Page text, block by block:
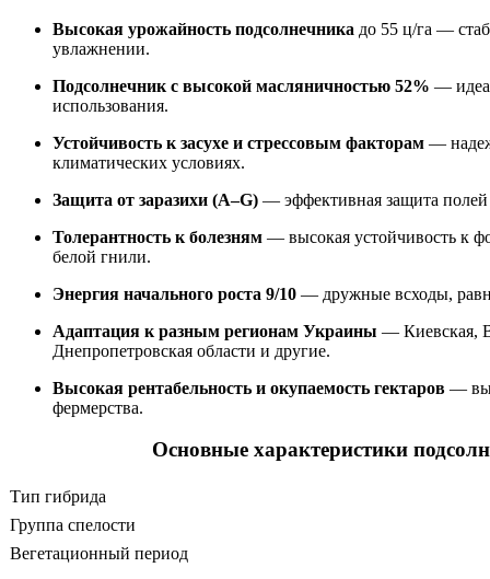
Высокая урожайность подсолнечника до 55 ц/га —
увлажнении.
Подсолнечник с высокой масляничностью 52% —
использования.
Устойчивость к засухе и стрессовым факторам —
климатических условиях.
Защита от заразихи (A–G) — эффективная защита полей
Толерантность к болезням — высокая устойчивость к
белой гнили.
Энергия начального роста 9/10 — дружные всходы,
Адаптация к разным регионам Украины — Киевская,
Днепропетровская области и другие.
Высокая рентабельность и окупаемость гектаров —
фермерства.
Основные характеристики
Тип гибрида
Группа спелости
Вегетационный период